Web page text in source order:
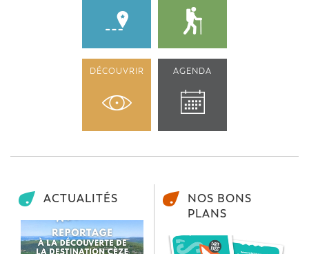
DÉCOUVRIR AGENDA
ACTUALITÉS
NOS BONS
PLANS